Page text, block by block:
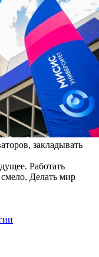
закладывать
Работать
Делать мир